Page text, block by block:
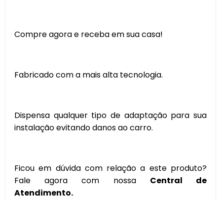
Compre agora e receba em sua casa!
Fabricado com a mais alta tecnologia.
Dispensa qualquer tipo de adaptação para sua
instalação evitando danos ao carro.
Ficou em dúvida com relação a este produto?
Fale agora com nossa Central de
Atendimento.